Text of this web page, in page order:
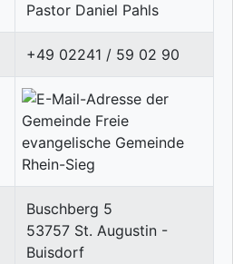
Pastor Daniel Pahls
+49 02241 / 59 02 90
Buschberg 5
53757 St. Augustin -
Buisdorf